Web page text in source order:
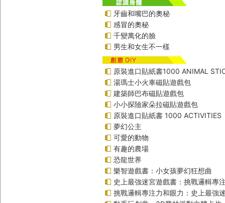
牙齒和嘴巴的奧秘
感冒的奧秘
千變萬化的臉
男生和女生不一樣
原裝進口貼紙書1000 ANIMAL
湯瑪士小火車磁貼遊戲包
建築師巴布磁貼遊戲包
小小探險家朵拉磁貼遊戲包
原裝進口貼紙書 1000 ACTIVITIES
夢幻公主
可愛的動物
有趣的農場
恐龍世界
樂智遊戲書：小女孩夢幻狂想曲
史上最強迷宮遊戲書：挑戰邏輯專
挑戰邏輯專注力和眼力：史上最強